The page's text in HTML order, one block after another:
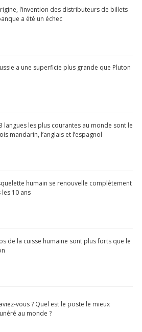
l’invention des distributeurs de billets
a été un échec
a une superficie plus grande que Pluton
langues les plus courantes au monde sont le
mandarin, l’anglais et l’espagnol
humain se renouvelle complètement
10 ans
de la cuisse humaine sont plus forts que le
vous ? Quel est le poste le mieux
au monde ?